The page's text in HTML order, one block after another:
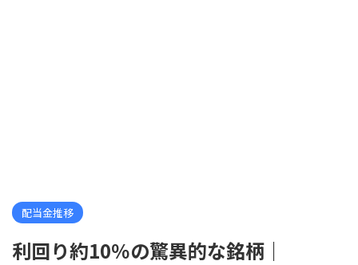
配当金推移
利回り約10％の驚異的な銘柄｜